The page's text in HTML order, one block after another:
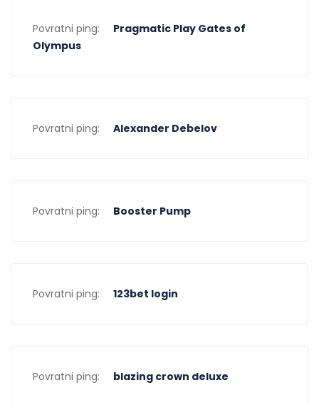
Povratni ping:
Pragmatic Play Gates of
Olympus
Povratni ping: Alexander Debelov
Povratni ping: Booster Pump
Povratni ping: 123bet login
Povratni ping: blazing crown deluxe